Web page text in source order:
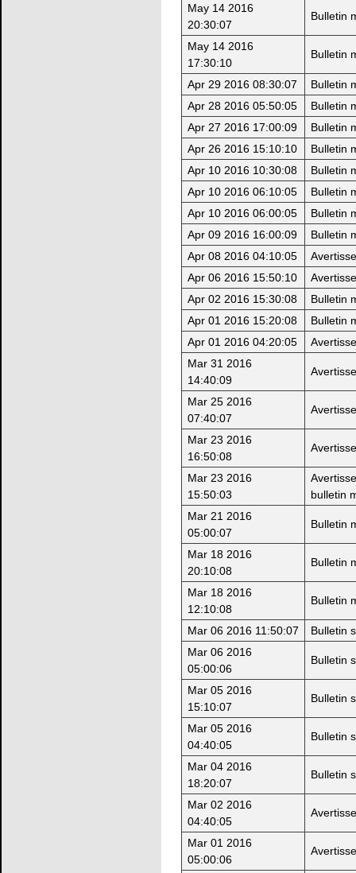
May 14 2016
20:30:07
Bulletin
May 14 2016
17:30:10
Bulletin
Apr 29 2016 08:30:07
Bulletin
Apr 28 2016 05:50:05
Bulletin
Apr 27 2016 17:00:09
Bulletin
Apr 26 2016 15:10:10
Bulletin
Apr 10 2016 10:30:08
Bulletin
Apr 10 2016 06:10:05
Bulletin
Apr 10 2016 06:00:05
Bulletin
Apr 09 2016 16:00:09
Bulletin
Apr 08 2016 04:10:05
Apr 06 2016 15:50:10
Apr 02 2016 15:30:08
Bulletin
Apr 01 2016 15:20:08
Bulletin
Apr 01 2016 04:20:05
Mar 31 2016
14:40:09
Mar 25 2016
07:40:07
Mar 23 2016
16:50:08
Mar 23 2016
15:50:03
bulletin
Mar 21 2016
05:00:07
Bulletin
Mar 18 2016
20:10:08
Bulletin
Mar 18 2016
12:10:08
Bulletin
Mar 06 2016 11:50:07
Bulletin
Mar 06 2016
05:00:06
Bulletin
Mar 05 2016
15:10:07
Bulletin
Mar 05 2016
04:40:05
Bulletin
Mar 04 2016
18:20:07
Bulletin
Mar 02 2016
04:40:05
Mar 01 2016
05:00:06